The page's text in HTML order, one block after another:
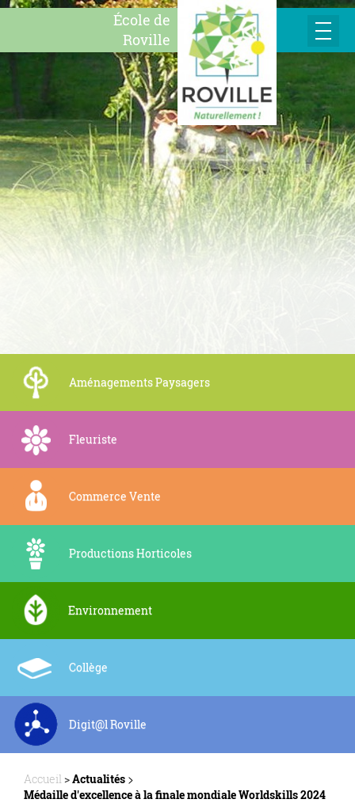
École de
Roville
Aménagements Paysagers
Fleuriste
Commerce Vente
Productions Horticoles
Environnement
Collège
Digit@l Roville
Accueil>Actualités >
Médaille d'excellence à la finale mondiale Worldskills 2024